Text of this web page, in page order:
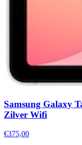
Samsung Galaxy
Zilver Wifi
€375,00